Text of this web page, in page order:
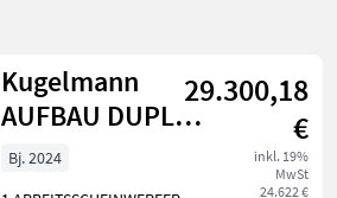
Kugelmann
AUFBAU DUPLEX
3,2 M³
29.300,18
€
inkl. 19%
MwSt
24.622 €
Bj. 2024